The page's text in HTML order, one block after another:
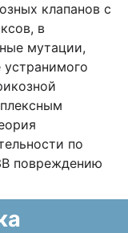
клапанов с
в
мутации,
по
повреждению